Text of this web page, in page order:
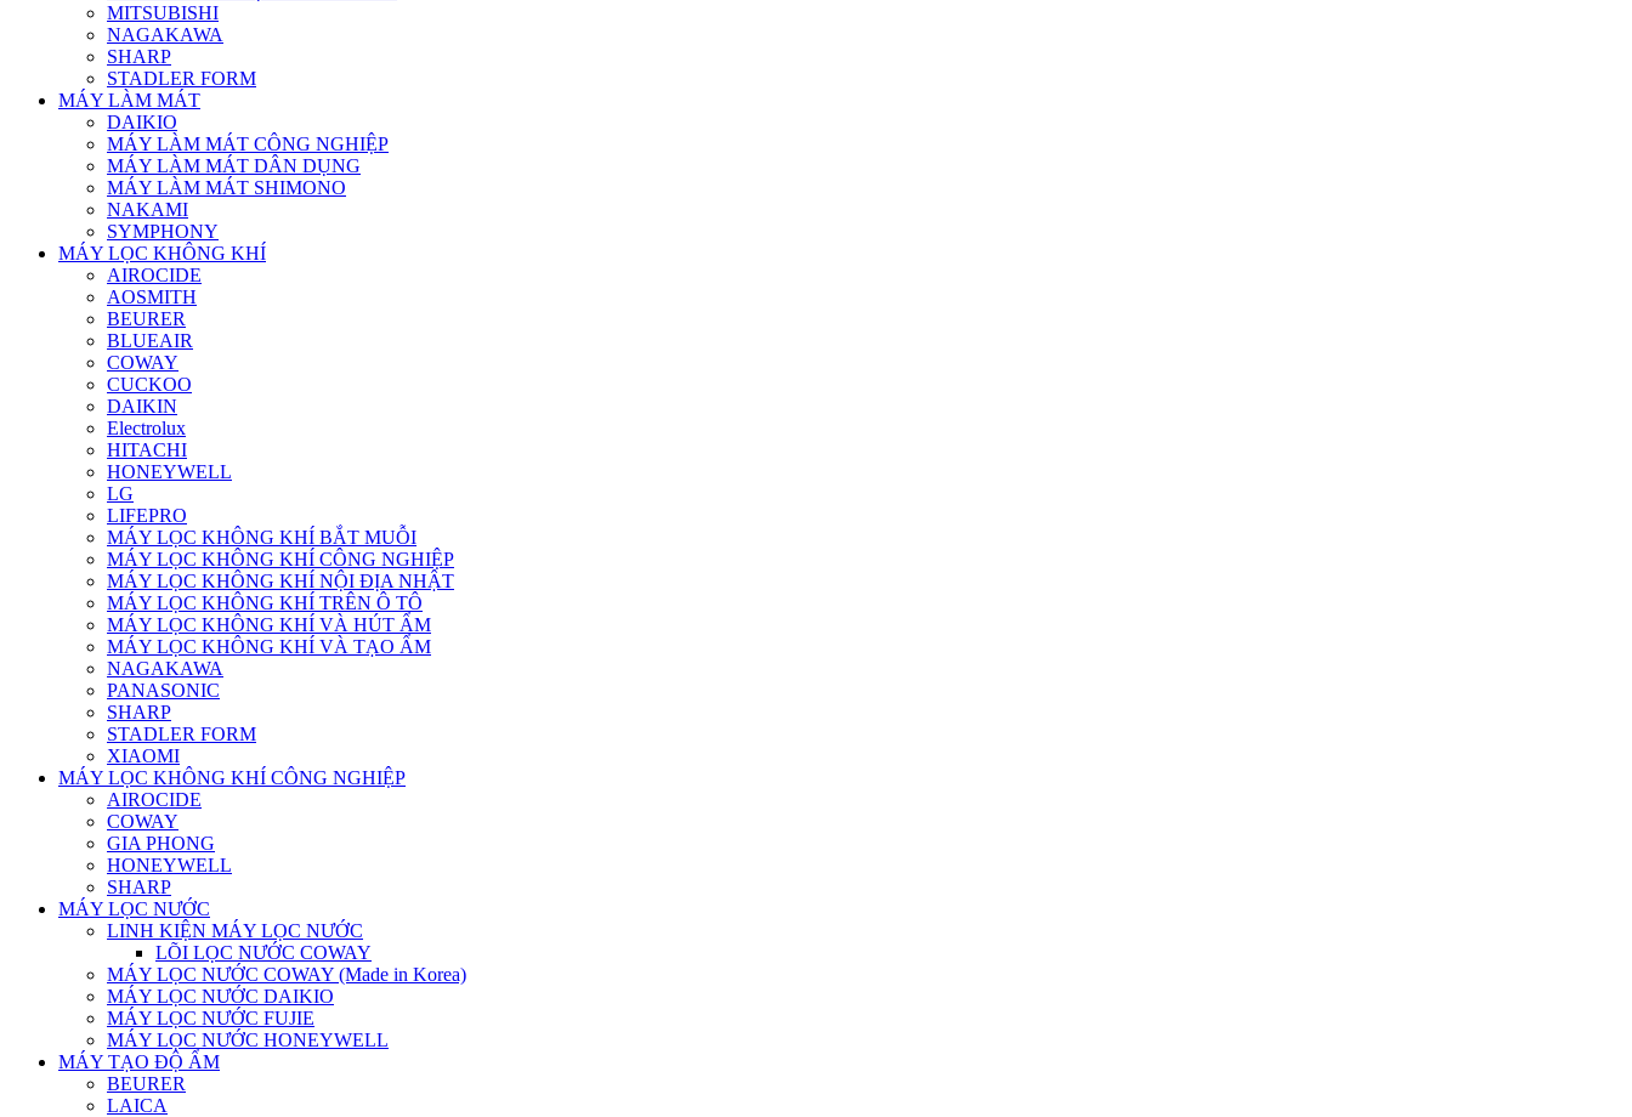
MITSUBISHI
NAGAKAWA
SHARP
STADLER FORM
MÁY LÀM MÁT
DAIKIO
MÁY LÀM MÁT CÔNG NGHIỆP
MÁY LÀM MÁT DÂN DỤNG
MÁY LÀM MÁT SHIMONO
NAKAMI
SYMPHONY
MÁY LỌC KHÔNG KHÍ
AIROCIDE
AOSMITH
BEURER
BLUEAIR
COWAY
CUCKOO
DAIKIN
Electrolux
HITACHI
HONEYWELL
LG
LIFEPRO
MÁY LỌC KHÔNG KHÍ BẮT MUỖI
MÁY LỌC KHÔNG KHÍ CÔNG NGHIỆP
MÁY LỌC KHÔNG KHÍ NỘI ĐỊA NHẬT
MÁY LỌC KHÔNG KHÍ TRÊN Ô TÔ
MÁY LỌC KHÔNG KHÍ VÀ HÚT ẨM
MÁY LỌC KHÔNG KHÍ VÀ TẠO ẨM
NAGAKAWA
PANASONIC
SHARP
STADLER FORM
XIAOMI
MÁY LỌC KHÔNG KHÍ CÔNG NGHIỆP
AIROCIDE
COWAY
GIA PHONG
HONEYWELL
SHARP
MÁY LỌC NƯỚC
LINH KIỆN MÁY LỌC NƯỚC
LÕI LỌC NƯỚC COWAY
MÁY LỌC NƯỚC COWAY (Made in Korea)
MÁY LỌC NƯỚC DAIKIO
MÁY LỌC NƯỚC FUJIE
MÁY LỌC NƯỚC HONEYWELL
MÁY TẠO ĐỘ ẨM
BEURER
LAICA